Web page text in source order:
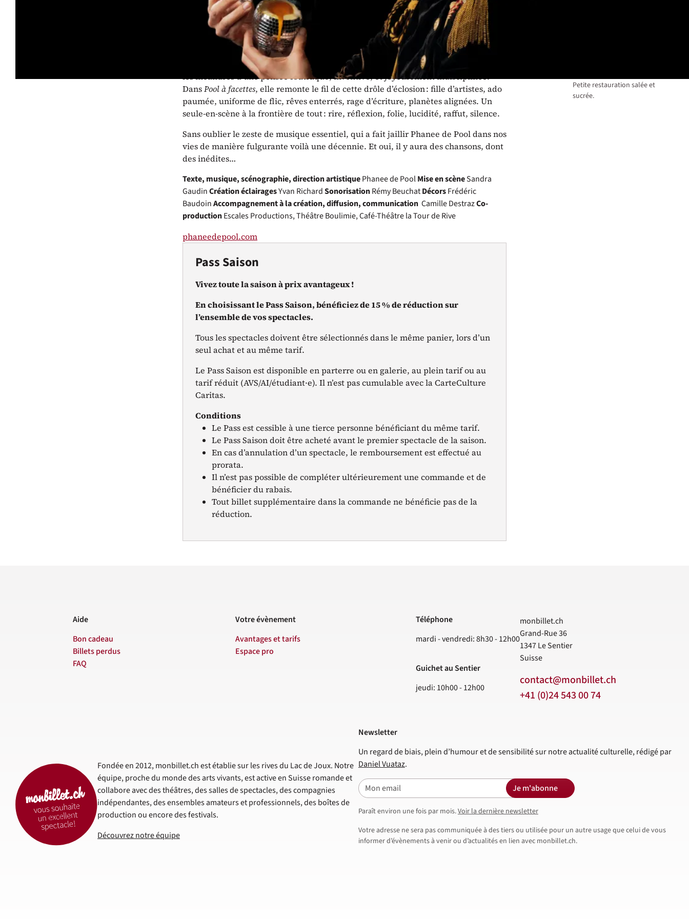
« On ne fait pas d’Hamlet sans s’casser des keufs. »
Pile dix ans après avoir sauté du coq à l’âne, troqué son flingue contre un micro,
Phanee de Pool raconte ses grands virages sans clignotant.
Inspiré de son livre éponyme, ce spectacle explore avec la même liberté de plume
les méandres d’une pensée foutraque, inventive, et joyeusement indisciplinée.
DansPool à facettes, elle remonte le fil de cette drôle d’éclosion : fille d’artistes, ado
paumée, uniforme de flic, rêves enterrés, rage d’écriture, planètes alignées. Un
seule-en-scène à la frontière de tout : rire, réflexion, folie, lucidité, raffut, silence.
Sans oublier le zeste de musique essentiel, qui a fait jaillir Phanee de Pool dans nos
vies de manière fulgurante voilà une décennie. Et oui, il y aura des chansons, dont
des inédites…
Texte, musique, scénographie, direction artistiquePhanee de PoolMise en scèneSandra
GaudinCréation éclairagesYvan RichardSonorisationRémy BeuchatDécorsFrédéric
BaudoinAccompagnement à la création, diffusion, communication Camille DestrazCo-
productionEscales Productions, Théâtre Boulimie, Café-Théâtre la Tour de Rive
phaneedepool.com
Pass Saison
Vivez toute la saison à prix avantageux !
En choisissant le Pass Saison, bénéficiez de 15 % de réduction sur
l’ensemble de vos spectacles.
Tous les spectacles doivent être sélectionnés dans le même panier, lors d’un
seul achat et au même tarif.
Le Pass Saison est disponible en parterre ou en galerie, au plein tarif ou au
tarif réduit (AVS/AI/étudiant·e). Il n’est pas cumulable avec la CarteCulture
Caritas.
Conditions
Le Pass est cessible à une tierce personne bénéficiant du même tarif.
Le Pass Saison doit être acheté avant le premier spectacle de la saison.
En cas d’annulation d’un spectacle, le remboursement est effectué au
prorata.
Il n’est pas possible de compléter ultérieurement une commande et de
bénéficier du rabais.
Tout billet supplémentaire dans la commande ne bénéficie pas de la
réduction.
Petite restauration salée et
sucrée.
Aide
Bon cadeau
Billets perdus
FAQ
Votre évènement
Avantages et tarifs
Espace pro
Contact
Téléphone
mardi - vendredi: 8h30 - 12h00
Guichet au Sentier
jeudi: 10h00 - 12h00
monbillet.ch
Grand-Rue 36
1347Le Sentier
Suisse
contact@monbillet.ch
+41 (0)24 543 00 74
Fondée en 2012, monbillet.ch est établie sur les rives du Lac de Joux. Notre
équipe, proche du monde des arts vivants, est active en Suisse romande et
collabore avec des théâtres, des salles de spectacles, des compagnies
indépendantes, des ensembles amateurs et professionnels, des boîtes de
production ou encore des festivals.
Découvrez notre équipe
Newsletter
Un regard de biais, plein d’humour et de sensibilité sur notre actualité culturelle, rédigé par
Daniel Vuataz.
E-mail
Je m'abonne
Paraît environ une fois par mois.Voir la dernière newsletter
Votre adresse ne sera pas communiquée à des tiers ou utilisée pour un autre usage que celui de vous
informer d’évènements à venir ou d’actualités en lien avec monbillet.ch.